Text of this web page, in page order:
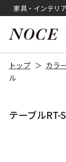
家具・インテリ
トップ カラー
ル
テーブルRT-